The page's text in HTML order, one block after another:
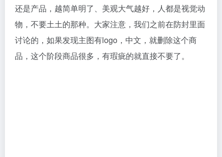
还是产品，越简单明了、美观大气越好，人都是视觉动
物，不要土土的那种。大家注意，我们之前在防封里面
讨论的，如果发现主图有logo，中文，就删除这个商
品，这个阶段商品很多，有瑕疵的就直接不要了。